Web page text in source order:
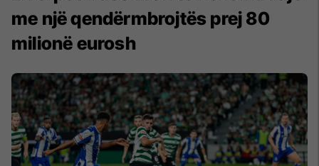
me një qendërmbrojtës prej 80
milionë eurosh